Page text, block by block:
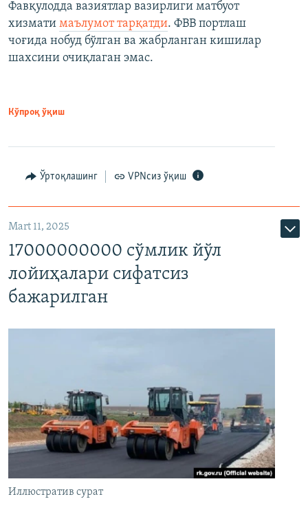
Фавқулодда вазиятлар вазирлиги матбуот
хизмати маълумот тарқатди. ФВВ портлаш
чоғида нобуд бўлган ва жабрланган кишилар
шахсини очиқлаган эмас.
Кўпроқ ўқиш
Ўртоқлашинг VPNсиз ўқиш
Mart 11, 2025
17000000000 сўмлик йўл
лойиҳалари сифатсиз
бажарилган
Иллюстратив сурат